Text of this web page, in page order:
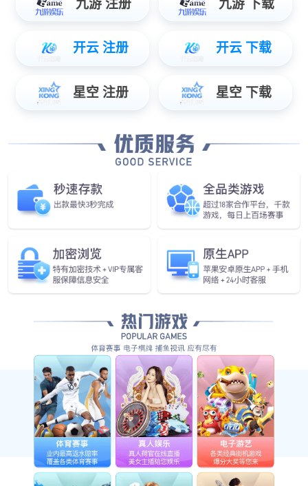
准备好突破增长瓶颈，开启智能制造了吗？
咨询专家
案例中心
行业
关注我们
服务热线
400-189-9358